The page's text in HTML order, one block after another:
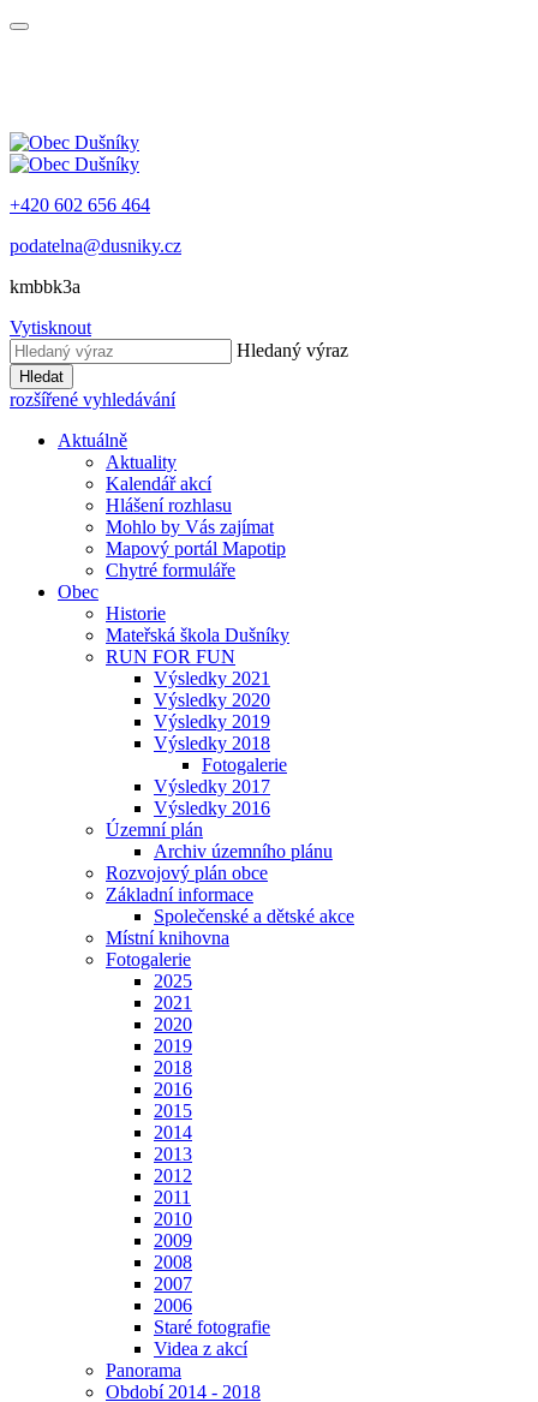
+420 602 656 464
podatelna@dusniky.cz
kmbbk3a
Vytisknout
Hledaný výraz
Hledat
rozšířené vyhledávání
Aktuálně
Aktuality
Kalendář akcí
Hlášení rozhlasu
Mohlo by Vás zajímat
Mapový portál Mapotip
Chytré formuláře
Obec
Historie
Mateřská škola Dušníky
RUN FOR FUN
Výsledky 2021
Výsledky 2020
Výsledky 2019
Výsledky 2018
Fotogalerie
Výsledky 2017
Výsledky 2016
Územní plán
Archiv územního plánu
Rozvojový plán obce
Základní informace
Společenské a dětské akce
Místní knihovna
Fotogalerie
2025
2021
2020
2019
2018
2016
2015
2014
2013
2012
2011
2010
2009
2008
2007
2006
Staré fotografie
Videa z akcí
Panorama
Období 2014 - 2018